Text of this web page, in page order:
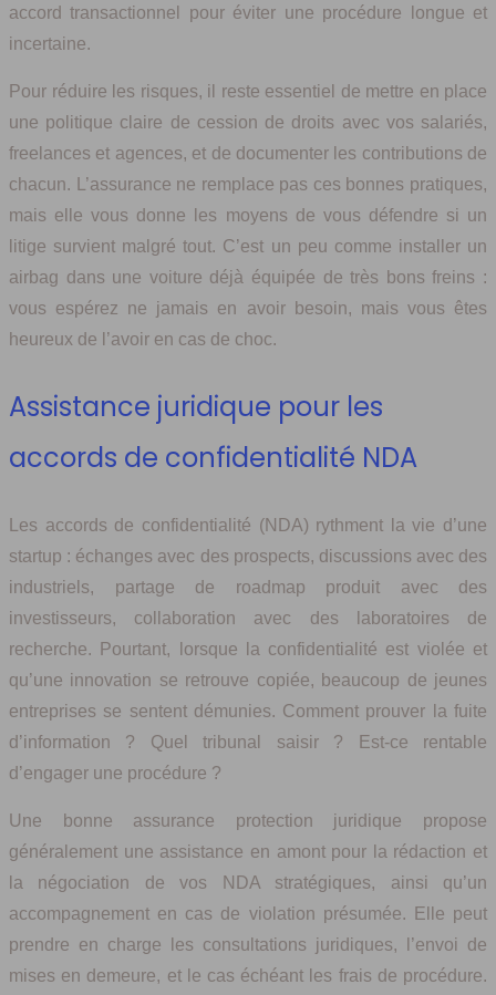
accord transactionnel pour éviter une procédure longue et
incertaine.
Pour réduire les risques, il reste essentiel de mettre en place
une politique claire de cession de droits avec vos salariés,
freelances et agences, et de documenter les contributions de
chacun. L’assurance ne remplace pas ces bonnes pratiques,
mais elle vous donne les moyens de vous défendre si un
litige survient malgré tout. C’est un peu comme installer un
airbag dans une voiture déjà équipée de très bons freins :
vous espérez ne jamais en avoir besoin, mais vous êtes
heureux de l’avoir en cas de choc.
Assistance juridique pour les
accords de confidentialité NDA
Les accords de confidentialité (NDA) rythment la vie d’une
startup : échanges avec des prospects, discussions avec des
industriels, partage de roadmap produit avec des
investisseurs, collaboration avec des laboratoires de
recherche. Pourtant, lorsque la confidentialité est violée et
qu’une innovation se retrouve copiée, beaucoup de jeunes
entreprises se sentent démunies. Comment prouver la fuite
d’information ? Quel tribunal saisir ? Est‑ce rentable
d’engager une procédure ?
Une bonne assurance protection juridique propose
généralement une assistance en amont pour la rédaction et
la négociation de vos NDA stratégiques, ainsi qu’un
accompagnement en cas de violation présumée. Elle peut
prendre en charge les consultations juridiques, l’envoi de
mises en demeure, et le cas échéant les frais de procédure.